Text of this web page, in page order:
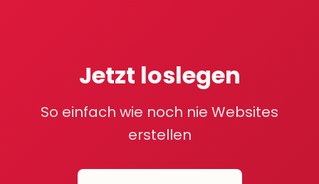
Jetzt loslegen
So einfach wie noch nie Websites
erstellen